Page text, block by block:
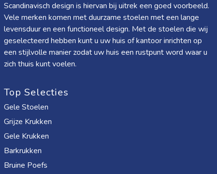
Scandinavisch design is hiervan bij uitrek een goed voorbeeld.
Vele merken komen met duurzame stoelen met een lange
levensduur en een functioneel design. Met de stoelen die wij
geselecteerd hebben kunt u uw huis of kantoor inrichten op
een stijlvolle manier zodat uw huis een rustpunt word waar u
zich thuis kunt voelen.
Top Selecties
Gele Stoelen
Grijze Krukken
Gele Krukken
Barkrukken
Bruine Poefs